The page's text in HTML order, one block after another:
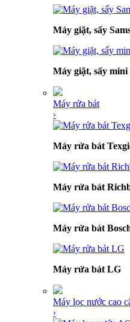
Máy giặt, sấy
Máy giặt, sấy
Máy rửa bát
›
Máy rửa bát
Máy rửa bát
Máy rửa bát
Máy rửa bát LG
Máy lọc nước cao
›